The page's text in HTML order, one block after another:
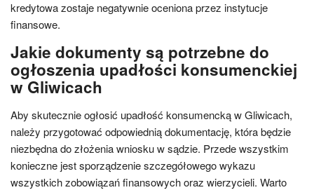
kredytowa zostaje negatywnie oceniona przez instytucje
finansowe.
Jakie dokumenty są potrzebne do
ogłoszenia upadłości konsumenckiej
w Gliwicach
Aby skutecznie ogłosić upadłość konsumencką w Gliwicach,
należy przygotować odpowiednią dokumentację, która będzie
niezbędna do złożenia wniosku w sądzie. Przede wszystkim
konieczne jest sporządzenie szczegółowego wykazu
wszystkich zobowiązań finansowych oraz wierzycieli. Warto